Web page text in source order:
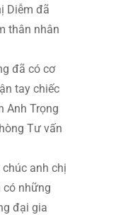
Diễm đã
thân nhân
đã có cơ
tay chiếc
Anh Trọng
Tư vấn
anh chị
có những
đại gia